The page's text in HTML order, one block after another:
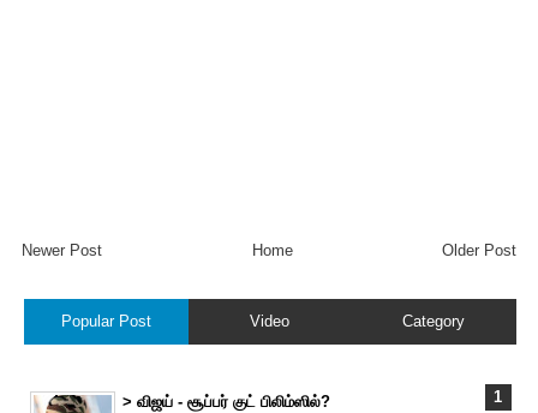
Newer Post Older Post
Home
Popular Post Video Category
> விஜய் - சூப்பர் குட் பிலிம்ஸில்?